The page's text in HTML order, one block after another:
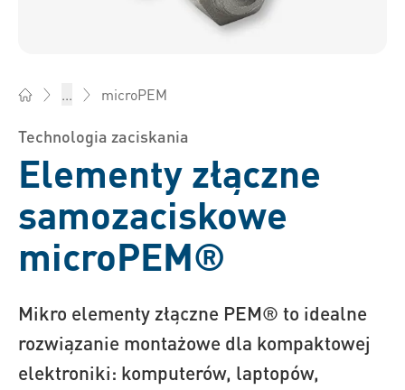
... microPEM
Technologia zaciskania
Elementy złączne
samozaciskowe
microPEM®
Mikro elementy złączne PEM® to idealne
rozwiązanie montażowe dla kompaktowej
elektroniki: komputerów, laptopów,